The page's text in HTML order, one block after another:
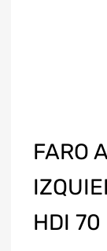
FARO
HDI 70